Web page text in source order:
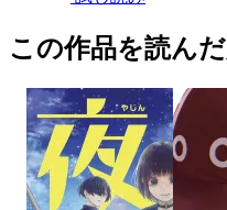
この作品を読ん